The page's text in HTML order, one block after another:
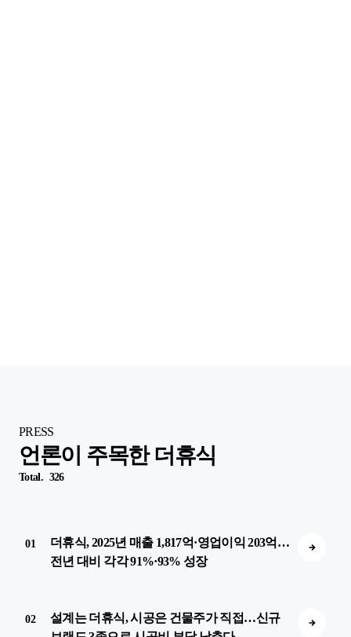
PRESS
언론이 주목한 더휴식
Total. 326
01
더휴식, 2025년 매출 1,817억·영업이익 203억…
전년 대비 각각 91%·93% 성장
02
설계는 더휴식, 시공은 건물주가 직접…신규